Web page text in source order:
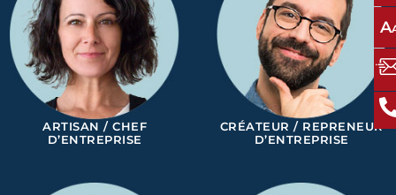
A
ARTISAN / CHEF
D’ENTREPRISE
CRÉATEUR / REPRENEUR
D’ENTREPRISE